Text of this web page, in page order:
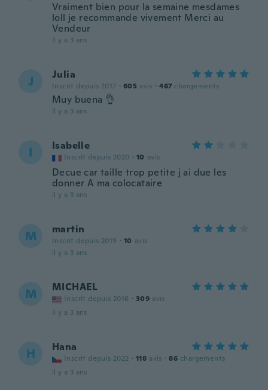
Vraiment bien pour la semaine mesdames
loll je recommande vivement Merci au
Vendeur
il y a 3 ans
J Julia
Inscrit depuis 2017 · 605 avis · 467 chargements
Muy buena 👌
il y a 3 ans
I Isabelle
Inscrit depuis 2020 · 10 avis
Decue car taille trop petite j ai due les
donner A ma colocataire
il y a 3 ans
M martin
Inscrit depuis 2019 · 10 avis
il y a 3 ans
M MICHAEL
Inscrit depuis 2016 · 309 avis
il y a 3 ans
H Hana
Inscrit depuis 2022 · 118 avis · 86 chargements
il y a 3 ans